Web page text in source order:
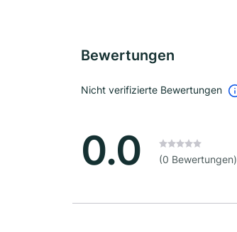
Bewertungen
Nicht verifizierte Bewertungen
0.0 (0 Bewertungen)